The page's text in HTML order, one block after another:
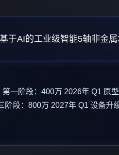
于AI的工业级智能5轴非金
一阶段：400万 2026年 Q1 原
段：800万 2027年 Q1 设备升